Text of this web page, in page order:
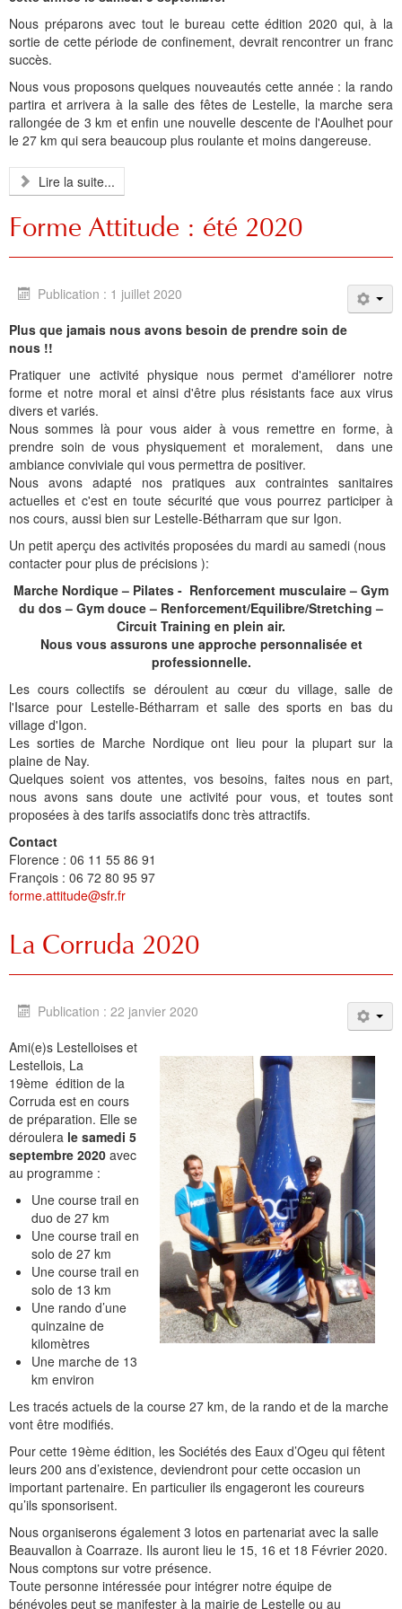
Aires de pique-nique
Manifestations
Montagne
Villes
Culture et découverte
Sports d'hivers et thermes
Vers le progrès
Translation du cimetière
Le cimetière
Le moulin
Les chemins
Les savoir-faire
PV du Conseil Municipal
Le service scolaire
Compétences
PLU 2025 modification simplifiée N° 1
PLU 2011 - Règlement
Restauration du calvaire
Aménagements
Projets
Réalisations
Budget et finances
Budgets primitifs
Comptes administratifs
Fiscalité
Bulletins municipaux
État civil
Naissances
Mariages / Pacs
Décès
Mentions légales et politique de confidentialité
Collège et lycées
Lycées aux alentours
Associations
Services aux jeunes
Administrations
Santé / Social
Maisons de retraite
Transports
Déchets
Culte
Les pèlerinages
La Chapelle Saint Michel
Le vieux pont
Le Musée
L'ensemble scolaire
Les accueils
Votre séjour
Nous préparons avec tout le bureau cette édition 2020 qui, à la
sortie de cette période de confinement, devrait rencontrer un franc
succès.
Nous vous proposons quelques nouveautés cette année : la rando
partira et arrivera à la salle des fêtes de Lestelle, la marche sera
rallongée de 3 km et enfin une nouvelle descente de l'Aoulhet pour
le 27 km qui sera beaucoup plus roulante et moins dangereuse.
Lire la suite...
Forme Attitude : été 2020
Publication : 1 juillet 2020
Plus que jamais nous avons besoin de prendre soin de
nous !!
Pratiquer une activité physique nous permet d'améliorer notre
forme et notre moral et ainsi d'être plus résistants face aux virus
divers et variés.
Nous sommes là pour vous aider à vous remettre en forme, à
prendre soin de vous physiquement et moralement,
dans une
ambiance conviviale qui vous permettra de positiver.
Nous avons adapté nos pratiques aux contraintes sanitaires
actuelles et c'est en toute sécurité que vous pourrez participer à
nos cours, aussi bien sur Lestelle-Bétharram que sur Igon.
Un petit aperçu des activités proposées du mardi au samedi (nous
contacter pour plus de précisions ):
Marche Nordique – Pilates - Renforcement musculaire – Gym
du dos – Gym douce – Renforcement/Equilibre/Stretching –
Circuit Training en plein air.
Nous vous assurons une approche personnalisée et
professionnelle.
Les cours collectifs se déroulent au cœur du village, salle de
l'Isarce pour Lestelle-Bétharram et salle des sports en bas du
village d'Igon.
Les sorties de Marche Nordique ont lieu pour la plupart sur la
plaine de Nay.
Quelques soient vos attentes, vos besoins, faites nous en part,
nous avons sans doute une activité pour vous, et toutes sont
proposées à des tarifs associatifs donc très attractifs.
Contact
Florence : 06 11 55 86 91
François : 06 72 80 95 97
forme.attitude@sfr.fr
La Corruda 2020
Publication : 22 janvier 2020
Ami(e)s Lestelloises et
Lestellois, La
19ème édition de la
Corruda est en cours
de préparation. Elle se
déroulera le samedi 5
septembre 2020 avec
au programme :
Une course trail en
duo de 27 km
Une course trail en
solo de 27 km
Une course trail en
solo de 13 km
Une rando d’une
quinzaine de
kilomètres
Une marche de 13
km environ
Les tracés actuels de la course 27 km, de la rando et de la marche
vont être modifiés.
Pour cette 19ème édition, les Sociétés des Eaux d’Ogeu qui fêtent
leurs 200 ans d’existence, deviendront pour cette occasion un
important partenaire. En particulier ils engageront les coureurs
qu’ils sponsorisent.
Nous organiserons également 3 lotos en partenariat avec la salle
Beauvallon à Coarraze. Ils auront lieu le 15, 16 et 18 Février 2020.
Nous comptons sur votre présence.
Toute personne intéressée pour intégrer notre équipe de
bénévoles peut se manifester à la mairie de Lestelle ou au